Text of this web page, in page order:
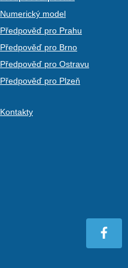
Numerický model
Předpověď pro Prahu
Předpověď pro Brno
Předpověď pro Ostravu
Předpověď pro Plzeň
Kontakty